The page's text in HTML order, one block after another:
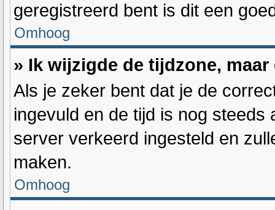
geregistreerd bent is dit een
Omhoog
» Ik wijzigde de tijdzone,
Als je zeker bent dat je de
ingevuld en de tijd is nog
server verkeerd ingesteld en
maken.
Omhoog